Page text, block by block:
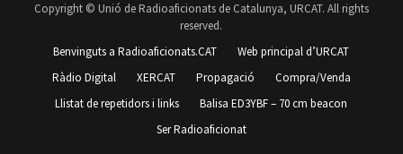
Copyright © Unió de Radioaficionats de Catalunya, URCAT. All rights
reserved.
Benvinguts a Radioaficionats.CAT
Web principal d’URCAT
Ràdio Digital
XERCAT Propagació
Compra/Venda
Llistat de repetidors i links
Balisa ED3YBF – 70 cm beacon
Ser Radioaficionat